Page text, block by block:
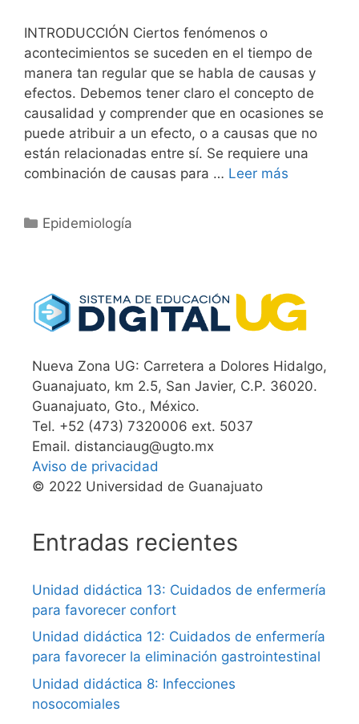
INTRODUCCIÓN Ciertos fenómenos o
acontecimientos se suceden en el tiempo de
manera tan regular que se habla de causas y
efectos. Debemos tener claro el concepto de
causalidad y comprender que en ocasiones se
puede atribuir a un efecto, o a causas que no
están relacionadas entre sí. Se requiere una
combinación de causas para … Leer más
Categorías
Epidemiología
Nueva Zona UG: Carretera a Dolores Hidalgo,
Guanajuato, km 2.5, San Javier, C.P. 36020.
Guanajuato, Gto., México.
Tel. +52 (473) 7320006 ext. 5037
Email. distanciaug@ugto.mx
Aviso de privacidad
© 2022 Universidad de Guanajuato
Entradas recientes
Unidad didáctica 13: Cuidados de enfermería
para favorecer confort
Unidad didáctica 12: Cuidados de enfermería
para favorecer la eliminación gastrointestinal
Unidad didáctica 8: Infecciones
nosocomiales